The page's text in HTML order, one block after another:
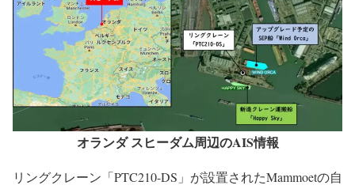
オランダ スヒーダム周辺のAIS情報
リングクレーン「PTC210-DS」が設置されたMammoetの自